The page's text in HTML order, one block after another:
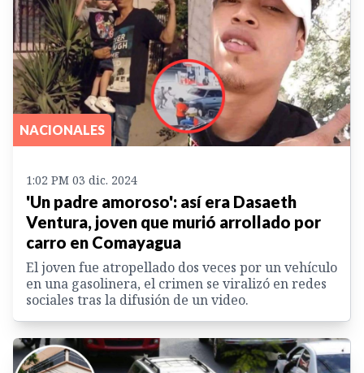
NACIONALES
1:02 PM 03 dic. 2024
'Un padre amoroso': así era Dasaeth
Ventura, joven que murió arrollado por
carro en Comayagua
El joven fue atropellado dos veces por un vehículo
en una gasolinera, el crimen se viralizó en redes
sociales tras la difusión de un video.